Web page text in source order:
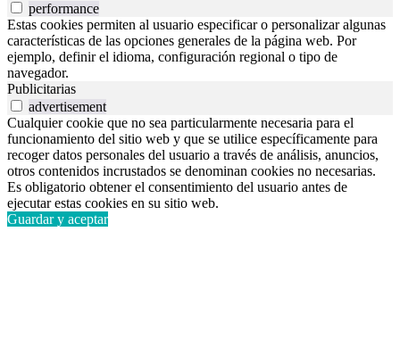
performance
Estas cookies permiten al usuario especificar o personalizar algunas
características de las opciones generales de la página web. Por
ejemplo, definir el idioma, configuración regional o tipo de
navegador.
Publicitarias
advertisement
Cualquier cookie que no sea particularmente necesaria para el
funcionamiento del sitio web y que se utilice específicamente para
recoger datos personales del usuario a través de análisis, anuncios,
otros contenidos incrustados se denominan cookies no necesarias.
Es obligatorio obtener el consentimiento del usuario antes de
ejecutar estas cookies en su sitio web.
Guardar y aceptar